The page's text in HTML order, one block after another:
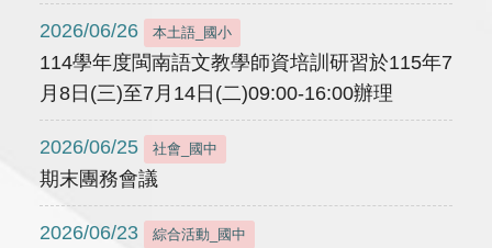
2026/06/26 本土語_國小
114學年度閩南語文教學師資培訓研習於115年7
月8日(三)至7月14日(二)09:00-16:00辦理
2026/06/25 社會_國中
期末團務會議
2026/06/23 綜合活動_國中